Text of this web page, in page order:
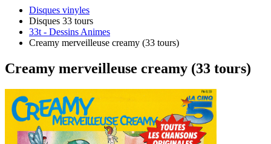
Disques vinyles
Disques 33 tours
33t - Dessins Animes
Creamy merveilleuse creamy (33 tours)
Creamy merveilleuse creamy (33 tours)